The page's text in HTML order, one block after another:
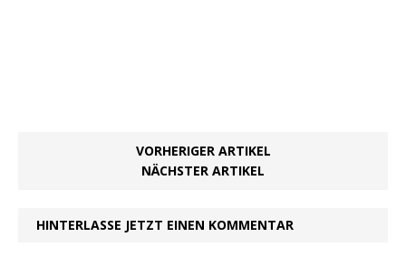
VORHERIGER ARTIKEL
NÄCHSTER ARTIKEL
HINTERLASSE JETZT EINEN KOMMENTAR